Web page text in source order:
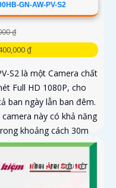
GN-AW-PV-S2
₫
₫
S2 là một Camera chất
Full HD 1080P, cho
ban ngày lẫn ban đêm.
này có khả năng
khoảng cách 30m